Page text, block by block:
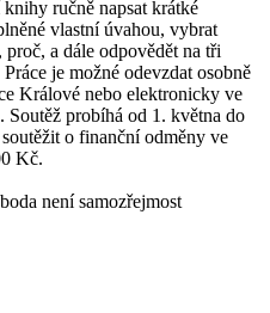
ručně napsat krátké
vlastní úvahou, vybrat
a dále odpovědět na tři
je možné odevzdat osobně
Králové nebo elektronicky ve
Soutěž probíhá od 1. května do
o finanční odměny ve
Kč.